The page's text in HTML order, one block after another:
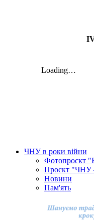
ЧНУ в роки війни
Фотопроєкт
Проєкт "ЧНУ
Новини
Пам'ять